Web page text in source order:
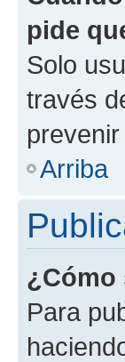
pide
Solo
través
Arriba
¿Cómo
Para